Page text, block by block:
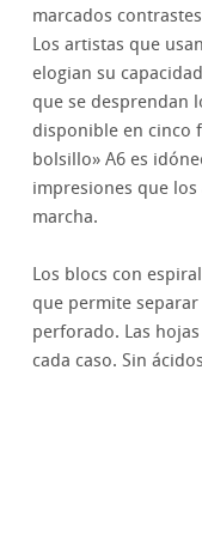
marcados
Los artistas que
elogian su
que se desprendan
disponible en cinco
bolsillo» A6 es
impresiones que
marcha.
Los blocs con
que permite
perforado. Las
cada caso. Sin